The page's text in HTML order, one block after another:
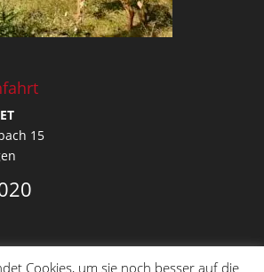
15
Cookies, um sie noch besser auf die